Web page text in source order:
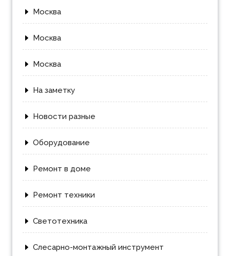
Москва
Москва
Москва
На заметку
Новости разные
Оборудование
Ремонт в доме
Ремонт техники
Светотехника
Слесарно-монтажный инструмент